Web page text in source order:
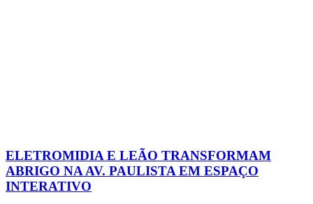
ELETROMIDIA E LEÃO TRANSFORMAM
ABRIGO NA AV. PAULISTA EM ESPAÇO
INTERATIVO